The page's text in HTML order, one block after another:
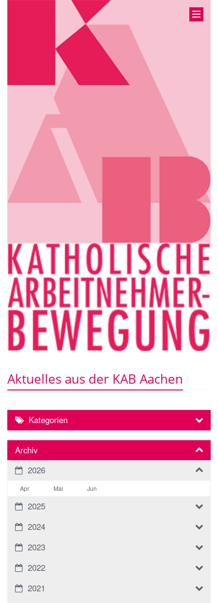
Aktuelles aus der KAB Aachen
Kategorien
Archiv
2026
Apr Mai Jun
2025
2024
2023
2022
2021